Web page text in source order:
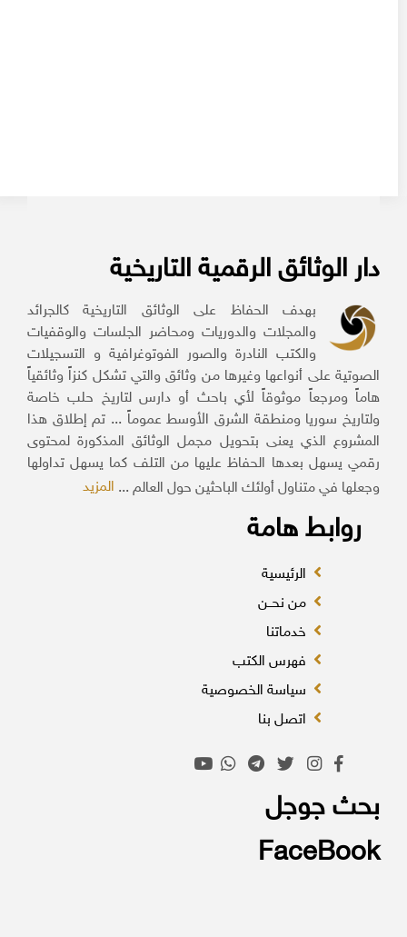
دار الوثائق الرقمية التاريخية
بهدف الحفاظ على الوثائق التاريخية كالجرائد
والمجلات والدوريات ومحاضر الجلسات والوقفيات
والكتب النادرة والصور الفوتوغرافية و التسجيلات
الصوتية على أنواعها وغيرها من وثائق والتي تشكل كنزاً وثائقياً
هاماً ومرجعاً موثوقاً لأي باحث أو دارس لتاريخ حلب خاصة
ولتاريخ سوريا ومنطقة الشرق الأوسط عموماً ... تم إطلاق هذا
المشروع الذي يعنى بتحويل مجمل الوثائق المذكورة لمحتوى
رقمي يسهل بعدها الحفاظ عليها من التلف كما يسهل تداولها
وجعلها في متناول أولئك الباحثين حول العالم ...المزيد
روابط هامة
الرئيسية
من نحــن
خدماتنا
فهرس الكتب
سياسة الخصوصية
اتصل بنا
بحث جوجل
FaceBook